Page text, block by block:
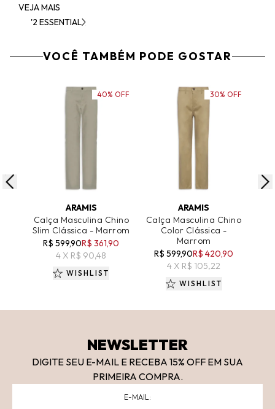
VEJA MAIS
'2 ESSENTIAL
VOCÊ TAMBÉM PODE GOSTAR
ADICIONAR AO CARRINHO
ARAMIS
Calça Masculina Chino
Slim Clássica - Marrom
R$ 599,90R$ 361,90
4 X R$ 90,48
40% OFF
WISHLIST
ADICIONAR AO CARRINHO
ARAMIS
Calça Masculina Chino
Color Clássica -
Marrom
R$ 599,90R$ 420,90
4 X R$ 105,22
30% OFF
WISHLIST
NEWSLETTER
DIGITE SEU E-MAIL E RECEBA 15% OFF EM SUA
PRIMEIRA COMPRA.